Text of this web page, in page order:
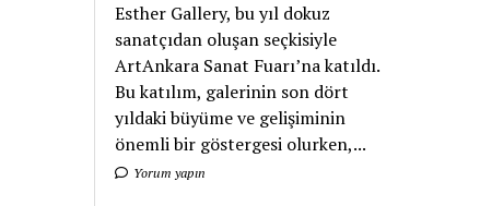
Esther Gallery, bu yıl dokuz
sanatçıdan oluşan seçkisiyle
ArtAnkara Sanat Fuarı’na katıldı.
Bu katılım, galerinin son dört
yıldaki büyüme ve gelişiminin
önemli bir göstergesi olurken,...
Yorum yapın